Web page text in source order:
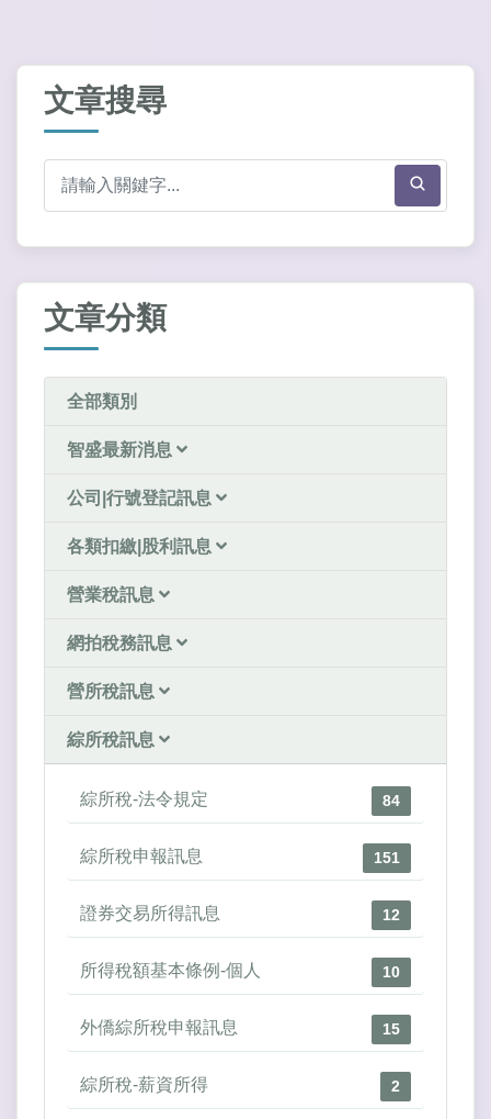
文章搜尋
文章分類
全部類別
智盛最新消息
公司|行號登記訊息
各類扣繳|股利訊息
營業稅訊息
網拍稅務訊息
營所稅訊息
綜所稅訊息
綜所稅-法令規定 84
綜所稅申報訊息 151
證券交易所得訊息 12
所得稅額基本條例-個人 10
外僑綜所稅申報訊息 15
綜所稅-薪資所得 2